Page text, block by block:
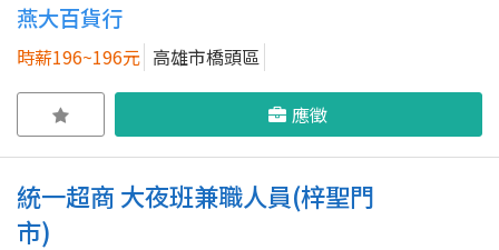
燕大百貨行
時薪196~196元 高雄市橋頭區
應徵
統一超商 大夜班兼職人員(梓聖門
市)